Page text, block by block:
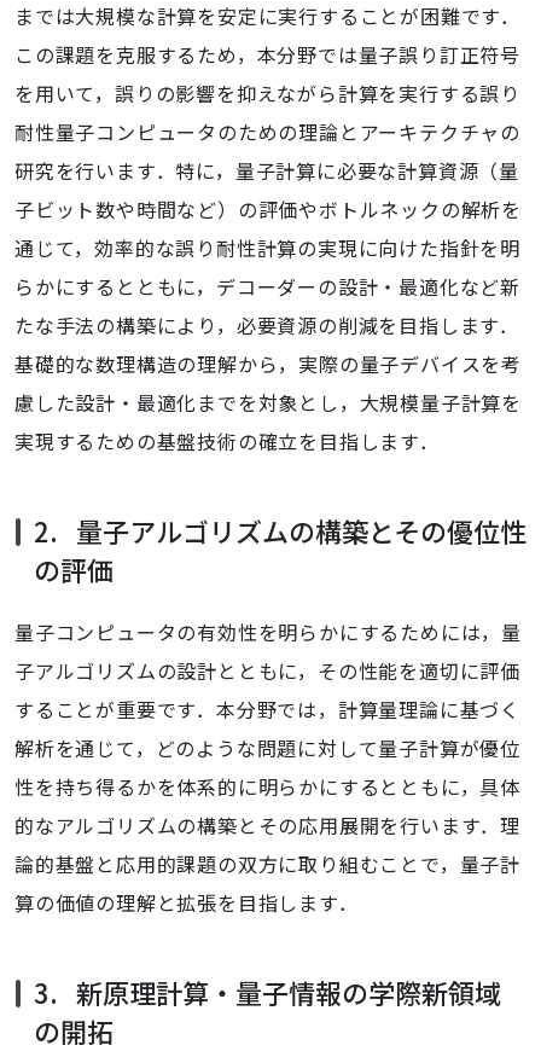
までは大規模な計算を安定に実行することが困難です．
この課題を克服するため，本分野では量子誤り訂正符号
を用いて，誤りの影響を抑えながら計算を実行する誤り
耐性量子コンピュータのための理論とアーキテクチャの
研究を行います．特に，量子計算に必要な計算資源（量
子ビット数や時間など）の評価やボトルネックの解析を
通じて，効率的な誤り耐性計算の実現に向けた指針を明
らかにするとともに，デコーダーの設計・最適化など新
たな手法の構築により，必要資源の削減を目指します．
基礎的な数理構造の理解から，実際の量子デバイスを考
慮した設計・最適化までを対象とし，大規模量子計算を
実現するための基盤技術の確立を目指します．
2. 量子アルゴリズムの構築とその優位性
の評価
量子コンピュータの有効性を明らかにするためには，量
子アルゴリズムの設計とともに，その性能を適切に評価
することが重要です．本分野では，計算量理論に基づく
解析を通じて，どのような問題に対して量子計算が優位
性を持ち得るかを体系的に明らかにするとともに，具体
的なアルゴリズムの構築とその応用展開を行います．理
論的基盤と応用的課題の双方に取り組むことで，量子計
算の価値の理解と拡張を目指します．
3. 新原理計算・量子情報の学際新領域
の開拓